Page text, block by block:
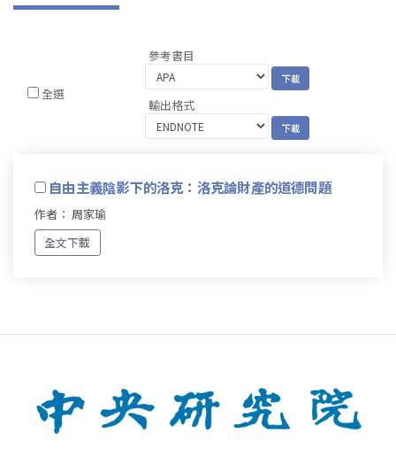
全選
參考書目
輸出格式
自由主義陰影下的洛克：洛克論財產的道德問題
作者： 周家瑜
全文下載